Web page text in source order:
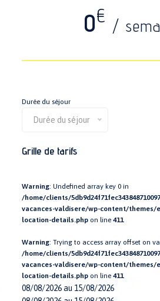
0€ /
Durée du séjour
Durée du séjour
Grille de tarifs
Warning: Undefined array key 0 in
/home/clients/
vacances-valdisere/wp-content/themes/
location-details.php on line411
Warning: Trying to access array offset on
/home/clients/
vacances-valdisere/wp-content/themes/
location-details.php on line411
08/08/2026 au 15/08/2026